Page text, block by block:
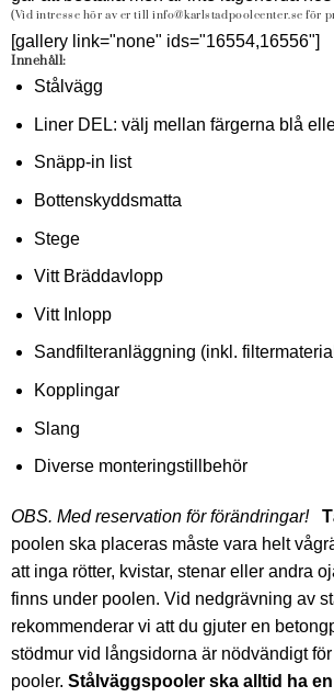
(Vid intresse hör av er till info@karlstadpoolcenter.se för
[gallery link="none" ids="16554,16556"]
Innehåll:
Stålvägg
Liner DEL: välj mellan färgerna blå
Snäpp-in list
Bottenskyddsmatta
Stege
Vitt Bräddavlopp
Vitt Inlopp
Sandfilteranläggning (inkl.
Kopplingar
Slang
Diverse monteringstillbehör
OBS. Med reservation för förändringar!
poolen ska placeras måste vara helt
att inga rötter, kvistar, stenar eller andra
finns under poolen. Vid nedgrävning av
rekommenderar vi att du gjuter en
stödmur vid långsidorna är nödvändigt
pooler. Stålväggspooler ska alltid ha